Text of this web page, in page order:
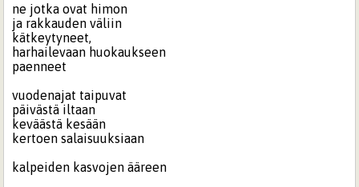
ne jotka ovat himon
ja rakkauden väliin
kätkeytyneet,
harhailevaan huokaukseen
paenneet
vuodenajat taipuvat
päivästä iltaan
keväästä kesään
kertoen salaisuuksiaan
kalpeiden kasvojen ääreen